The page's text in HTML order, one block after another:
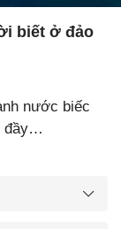
biết ở đảo
nước biếc
đầy…